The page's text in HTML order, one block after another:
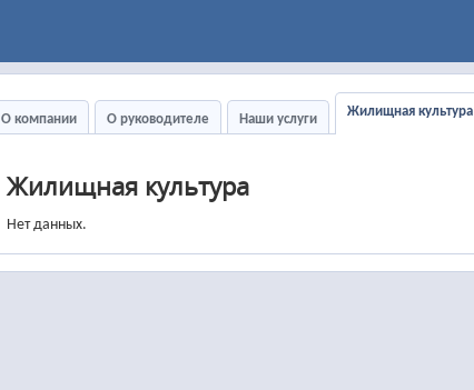
О компании О руководителе Наши услуги
Жилищная культура
Жилищная культура
Нет данных.